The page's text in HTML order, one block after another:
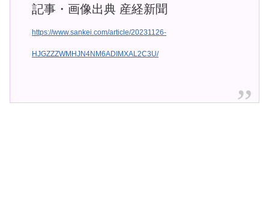
記事・画像出典 産経新聞
https://www.sankei.com/article/20231126-
HJGZZZWMHJN4NM6ADIMXAL2C3U/